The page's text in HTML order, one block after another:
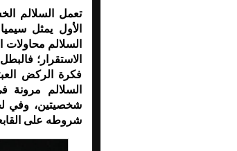
تعمل السلالم
الأول يمثل
السلالم
الاستقرار؛
فكرة الركض
السلالم
شخصيتين، وفي
شروطه على